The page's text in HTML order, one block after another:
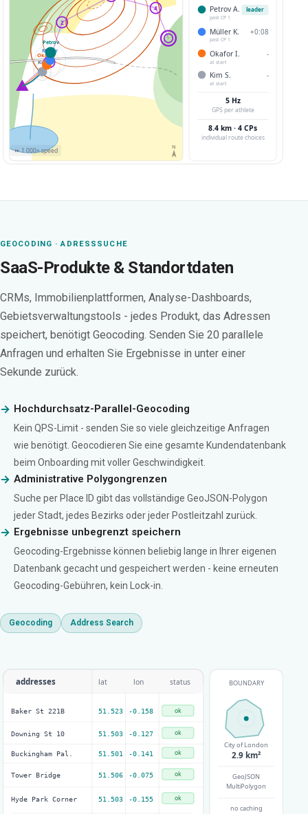
N
2
4
Kim
Okafor
Müller
Petrov
⏩ 1 000× speed
Petrov A. leader
past CP 1
Müller K. +0:08
past CP 1
Okafor I. +0:15
past CP 1
Kim S. +0:33
past CP 1
5 Hz
GPS per athlete
8.4 km · 4 CPs
individual route choices
GEOCODING · ADRESSSUCHE
SaaS-Produkte & Standortdaten
CRMs, Immobilienplattformen, Analyse-Dashboards,
Gebietsverwaltungstools - jedes Produkt, das Adressen
speichert, benötigt Geocoding. Senden Sie 20 parallele
Anfragen und erhalten Sie Ergebnisse in unter einer
Sekunde zurück.
Hochdurchsatz-Parallel-Geocoding
Kein QPS-Limit - senden Sie so viele gleichzeitige Anfragen
wie benötigt. Geocodieren Sie eine gesamte Kundendatenbank
beim Onboarding mit voller Geschwindigkeit.
Administrative Polygongrenzen
Suche per Place ID gibt das vollständige GeoJSON-Polygon
jeder Stadt, jedes Bezirks oder jeder Postleitzahl zurück.
Ergebnisse unbegrenzt speichern
Geocoding-Ergebnisse können beliebig lange in Ihrer eigenen
Datenbank gecacht und gespeichert werden - keine erneuten
Geocoding-Gebühren, kein Lock-in.
Geocoding Address Search
addresses lat lon status
Baker St 221B 51.523 -0.158 ok
Downing St 10 51.503 -0.127 ok
Buckingham Pal. 51.501 -0.141 ok
Tower Bridge 51.506 -0.075 ok
Hyde Park Corner 51.503 -0.155 ok
BOUNDARY
City of London
2.9 km²
GeoJSON
MultiPolygon
no caching